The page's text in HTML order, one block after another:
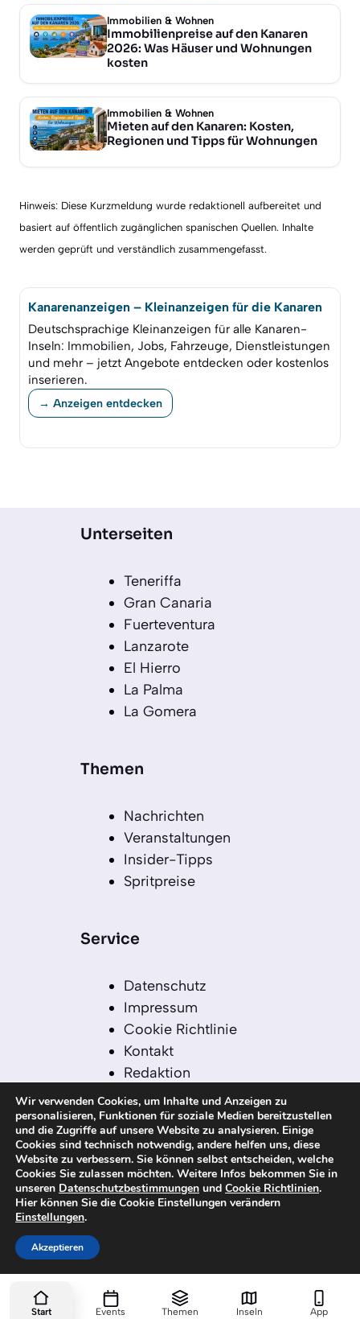
Immobilien & Wohnen
Immobilienpreise auf den Kanaren
2026: Was Häuser und Wohnungen
kosten
Immobilien & Wohnen
Mieten auf den Kanaren: Kosten,
Regionen und Tipps für Wohnungen
Hinweis: Diese Kurzmeldung wurde redaktionell aufbereitet und
basiert auf öffentlich zugänglichen spanischen Quellen. Inhalte
werden geprüft und verständlich zusammengefasst.
Kanarenanzeigen – Kleinanzeigen für die Kanaren
Deutschsprachige Kleinanzeigen für alle Kanaren-
Inseln: Immobilien, Jobs, Fahrzeuge, Dienstleistungen
und mehr – jetzt Angebote entdecken oder kostenlos
inserieren.
→ Anzeigen entdecken
Unterseiten
Teneriffa
Gran Canaria
Fuerteventura
Lanzarote
El Hierro
La Palma
La Gomera
Themen
Nachrichten
Veranstaltungen
Insider-Tipps
Spritpreise
Service
Datenschutz
Impressum
Cookie Richtlinie
Kontakt
Redaktion
Redaktionelle Leitlinien
Sitemap
Einsatz von KI in der
Redaktion
© 2026 kanaren-nachrichten.com – Alle
Rechte vorbehalten
Wir verwenden Cookies, um Inhalte und Anzeigen zu
personalisieren, Funktionen für soziale Medien bereitzustellen
und die Zugriffe auf unsere Website zu analysieren. Einige
Cookies sind technisch notwendig, andere helfen uns, diese
Website zu verbessern. Sie können selbst entscheiden, welche
Cookies Sie zulassen möchten. Weitere Infos bekommen Sie in
unseren Datenschutzbestimmungen und Cookie Richtlinien.
Hier können Sie die Cookie Einstellungen verändern
Einstellungen.
Akzeptieren
Start Events Themen Inseln App